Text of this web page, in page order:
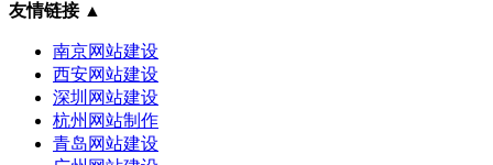
友情链接 ▲
南京网站建设
西安网站建设
深圳网站建设
杭州网站制作
青岛网站建设